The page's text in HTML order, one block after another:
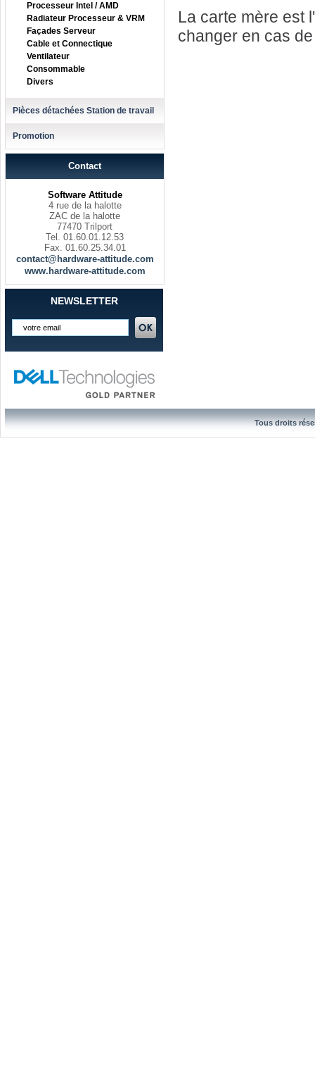
Processeur Intel / AMD
Radiateur Processeur & VRM
Façades Serveur
Cable et Connectique
Ventilateur
Consommable
Divers
Pièces détachées Station de travail
Promotion
Contact
Software Attitude
4 rue de la halotte
ZAC de la halotte
77470 Trilport
Tel. 01.60.01.12.53
Fax. 01.60.25.34.01
contact@hardware-attitude.com
www.hardware-attitude.com
NEWSLETTER
La carte mère est
changer en cas
Tous droits